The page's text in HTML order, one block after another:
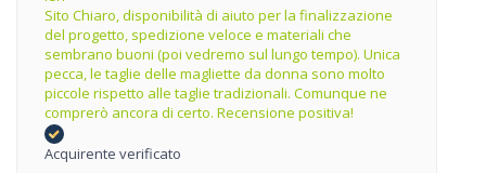
Sito Chiaro, disponibilità di aiuto per la finalizzazione
del progetto, spedizione veloce e materiali che
sembrano buoni (poi vedremo sul lungo tempo). Unica
pecca, le taglie delle magliette da donna sono molto
piccole rispetto alle taglie tradizionali. Comunque ne
comprerò ancora di certo. Recensione positiva!
Acquirente verificato